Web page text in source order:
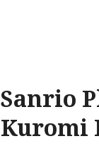
Sanrio
Kuromi